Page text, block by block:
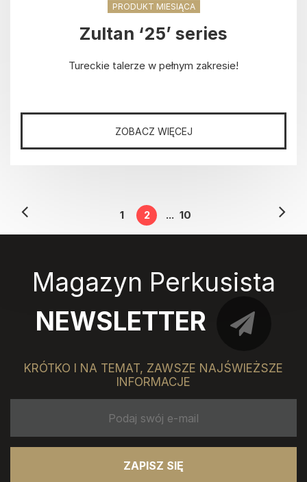
PRODUKT MIESIĄCA
Zultan ‘25’ series
Tureckie talerze w pełnym zakresie!
ZOBACZ WIĘCEJ
1 2 ... 10
Magazyn Perkusista
NEWSLETTER
KRÓTKO I NA TEMAT, ZAWSZE NAJŚWIEŻSZE
INFORMACJE
ZAPISZ SIĘ